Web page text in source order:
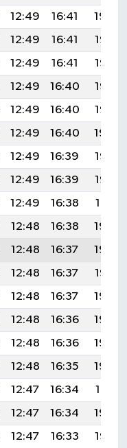
12:49 16:41
19:59
12:49 16:41
19:58
12:49 16:41
19:57
12:49 16:40
19:56
12:49 16:40
19:55
12:49 16:40
19:54
12:49 16:39
19:53
12:49 16:39
19:52
12:49 16:38
19:51
12:48 16:38
19:50
12:48 16:37
19:48
12:48 16:37
19:47
12:48 16:37
19:46
12:48 16:36
19:45
12:48 16:36
19:44
12:48 16:35
19:42
12:47 16:34
19:41
12:47 16:34
19:40
12:47 16:33
19:38